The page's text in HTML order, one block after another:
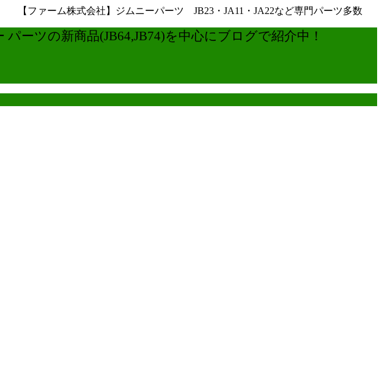
ファーム株式会社】ジムニーパーツ JB23・JA11・JA22など専門パーツ多数
ーツの新商品(JB64,JB74)を中心にブログで紹介中！